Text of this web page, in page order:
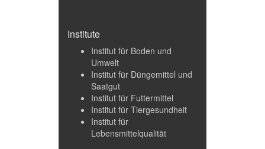
Institute
Institut für Boden und
Umwelt
Institut für Düngemittel und
Saatgut
Institut für Futtermittel
Institut für Tiergesundheit
Institut für
Lebensmittelqualität